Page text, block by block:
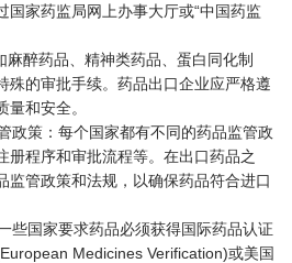
国家药监局网上办事大厅或“中国药监
醉药品、精神类药品、蛋白同化制
殊的审批手续。药品出口企业应严格遵
和安全。
策：每个国家都有不同的药品监管政
册程序和审批流程等。在出口药品之
监管政策和法规，以确保药品符合进口
国家要求药品必须获得国际药品认证
Medicines Verification)或美国